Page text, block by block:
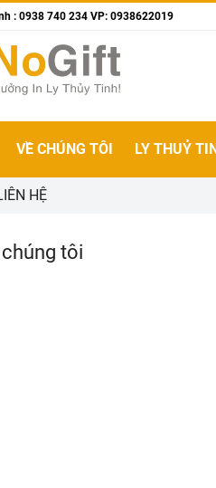
tôi
HỆ
: 0938 740 234 VP: 0938622019
VỀ CHÚNG TÔI LY THUỶ